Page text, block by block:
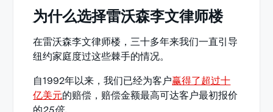
为什么选择雷沃森李文律师楼
在雷沃森李文律师楼，三十多年来我们一直引导
纽约家庭度过这些棘手的情况。
自1992年以来，我们已经为客户赢得了超过十
亿美元的赔偿，赔偿金额最高可达客户最初报价